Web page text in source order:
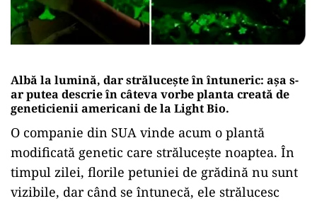
Albă la lumină, dar strălucește în întuneric: așa s-
ar putea descrie în câteva vorbe planta creată de
geneticienii americani de la Light Bio.
O companie din SUA vinde acum o plantă
modificată genetic care strălucește noaptea. În
timpul zilei, florile petuniei de grădină nu sunt
vizibile, dar când se întunecă, ele strălucesc